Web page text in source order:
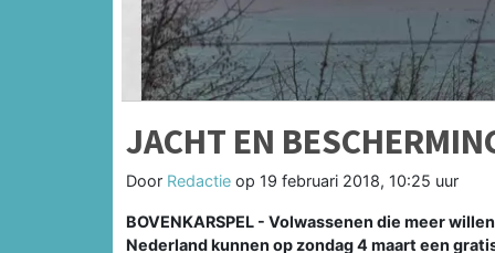
JACHT EN
Door Redactie op 19 februari 2018, 10:25 uur
BOVENKARSPEL - Volwassenen die meer
Nederland kunnen op zondag 4 maart een